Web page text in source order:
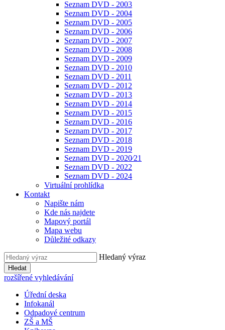
Seznam DVD - 2003
Seznam DVD - 2004
Seznam DVD - 2005
Seznam DVD - 2006
Seznam DVD - 2007
Seznam DVD - 2008
Seznam DVD - 2009
Seznam DVD - 2010
Seznam DVD - 2011
Seznam DVD - 2012
Seznam DVD - 2013
Seznam DVD - 2014
Seznam DVD - 2015
Seznam DVD - 2016
Seznam DVD - 2017
Seznam DVD - 2018
Seznam DVD - 2019
Seznam DVD - 2020⁄21
Seznam DVD - 2022
Seznam DVD - 2024
Virtuální prohlídka
Kontakt
Napište nám
Kde nás najdete
Mapový portál
Mapa webu
Důležité odkazy
Hledaný výraz
Hledat
rozšířené vyhledávání
Úřední deska
Infokanál
Odpadové centrum
ZŠ a MŠ